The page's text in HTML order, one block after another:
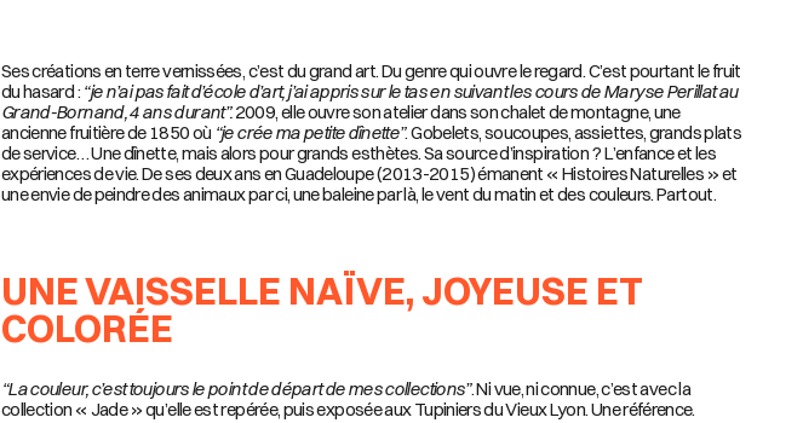
Ses créations en terre vernissées, c’est du grand art. Du genre qui ouvre le regard. C’est pourtant le fruit
du hasard : “je n’ai pas fait d’école d’art, j’ai appris sur le tas en suivant les cours de Maryse Perillat au
Grand-Bornand, 4 ans durant”.2009, elle ouvre son atelier dans son chalet de montagne, une
ancienne fruitière de 1850 où “je crée ma petite dînette”. Gobelets, soucoupes, assiettes, grands plats
de service… Une dînette, mais alors pour grands esthètes. Sa source d’inspiration ? L’enfance et les
expériences de vie. De ses deux ans en Guadeloupe (2013-2015) émanent « Histoires Naturelles » et
une envie de peindre des animaux par ci, une baleine par là, le vent du matin et des couleurs. Partout.
UNE VAISSELLE NAÏVE, JOYEUSE ET
COLORÉE
“La couleur, c’est toujours le point de départ de mes collections”. Ni vue, ni connue, c’est avec la
collection « Jade » qu’elle est repérée, puis exposée aux Tupiniers du Vieux Lyon. Une référence.